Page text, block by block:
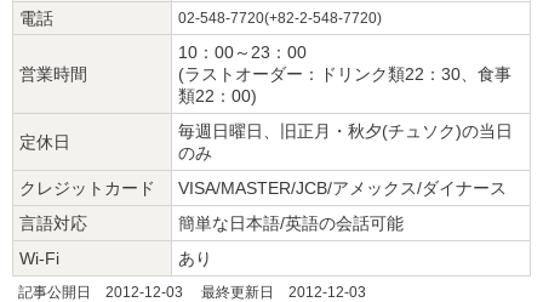
電話
02-548-7720(+82-2-548-7720)
営業時間
10：00～23：00
(ラストオーダー：ドリンク類22：30、食事
類22：00)
定休日
毎週日曜日、旧正月・秋夕(チュソク)の当日
のみ
クレジットカード
VISA/MASTER/JCB/アメックス/ダイナース
言語対応
簡単な日本語/英語の会話可能
Wi-Fi
あり
記事公開日 2012-12-03 最終更新日 2012-12-03